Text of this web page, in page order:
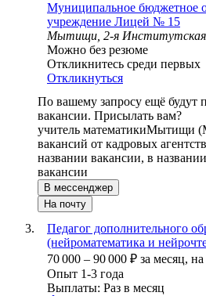
Муниципальное бюджетное
учреждение Лицей № 15
Мытищи, 2-я Институтская
Можно без резюме
Откликнитесь среди первых
Откликнуться
По вашему запросу ещё будут
вакансии. Присылать вам?
учитель математикиМытищи
вакансий от кадровых агентств
названии вакансии, в
вакансии
В мессенджер
На почту
Педагог дополнительного
(нейроматематика и
70 000 – 90 000 ₽ за месяц, на
Опыт 1-3 года
Выплаты: Раз в месяц